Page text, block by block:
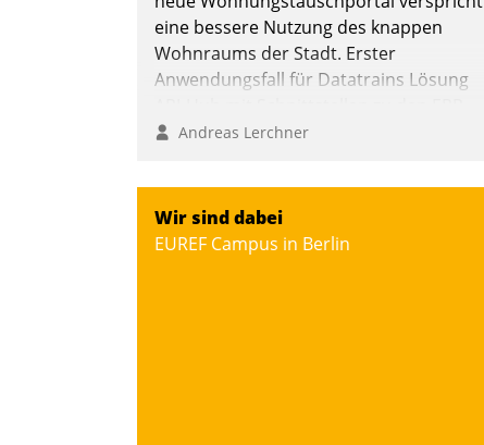
eine bessere Nutzung des knappen
Wohnraums der Stadt. Erster
Anwendungsfall für Datatrains Lösung
Systemen der Unternehmen.
Andreas Lerchner
Wir sind dabei
EUREF Campus in Berlin